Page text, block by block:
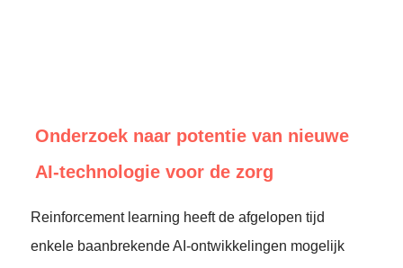
Onderzoek naar potentie van nieuwe
AI-technologie voor de zorg
Reinforcement learning heeft de afgelopen tijd
enkele baanbrekende AI-ontwikkelingen mogelijk